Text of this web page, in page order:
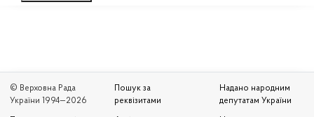
© Верховна Рада
України 1994—2026
Пошук за
реквізитами
Надано народним
депутатам України